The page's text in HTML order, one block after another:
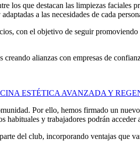
los que destacan las limpiezas faciales
a las necesidades de cada
con el objetivo de seguir
alianzas con empresas de
ESTÉTICA AVANZADA Y
Por ello, hemos firmado un
habituales y trabajadores podrán
del club, incorporando ventajas que